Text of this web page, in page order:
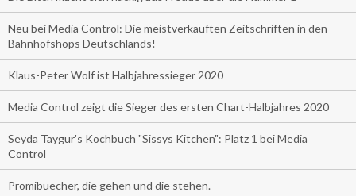
Neu bei Media Control: Die meistverkauften Zeitschriften in den
Bahnhofshops Deutschlands!
Klaus-Peter Wolf ist Halbjahressieger 2020
Media Control zeigt die Sieger des ersten Chart-Halbjahres 2020
Seyda Taygur's Kochbuch "Sissys Kitchen": Platz 1 bei Media
Control
Promibuecher, die gehen und die stehen.